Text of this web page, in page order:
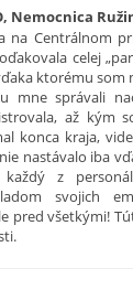
Nemocnica
na Centrálnom
celej
ktorému som
mne správali
až kým
konca kraja,
nastávalo iba
každý z
svojich
pred všetkými!